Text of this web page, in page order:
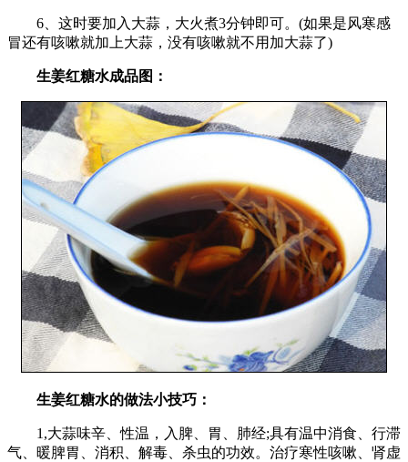
6、这时要加入大蒜，大火煮3分钟即可。(如果是风寒感
冒还有咳嗽就加上大蒜，没有咳嗽就不用加大蒜了)
生姜红糖水成品图：
生姜红糖水的做法小技巧：
1,大蒜味辛、性温，入脾、胃、肺经;具有温中消食、行滞
气、暖脾胃、消积、解毒、杀虫的功效。治疗寒性咳嗽、肾虚